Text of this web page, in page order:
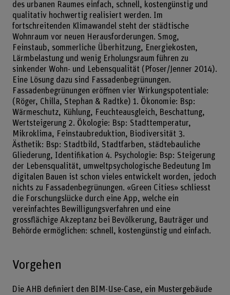
des urbanen Raumes einfach, schnell, kostengünstig und
qualitativ hochwertig realisiert werden. Im
fortschreitenden Klimawandel steht der städtische
Wohnraum vor neuen Herausforderungen. Smog,
Feinstaub, sommerliche Überhitzung, Energiekosten,
Lärmbelastung und wenig Erholungsraum führen zu
sinkender Wohn- und Lebensqualität (Pfoser/Jenner 2014).
Eine Lösung dazu sind Fassadenbegrünungen.
Fassadenbegrünungen eröffnen vier Wirkungspotentiale:
(Röger, Chilla, Stephan & Radtke) 1. Ökonomie: Bsp:
Wärmeschutz, Kühlung, Feuchteausgleich, Beschattung,
Wertsteigerung 2. Ökologie: Bsp: Stadttemperatur,
Mikroklima, Feinstaubreduktion, Biodiversität 3.
Ästhetik: Bsp: Stadtbild, Stadtfarben, städtebauliche
Gliederung, Identifikation 4. Psychologie: Bsp: Steigerung
der Lebensqualität, umweltpsychologische Bedeutung Im
digitalen Bauen ist schon vieles entwickelt worden, jedoch
nichts zu Fassadenbegrünungen. «Green Cities» schliesst
die Forschungslücke durch eine App, welche ein
vereinfachtes Bewilligungsverfahren und eine
grossflächige Akzeptanz bei Bevölkerung, Bauträger und
Behörde ermöglichen: schnell, kostengünstig und einfach.
Vorgehen
Die AHB definiert den BIM-Use-Case, ein Mustergebäude